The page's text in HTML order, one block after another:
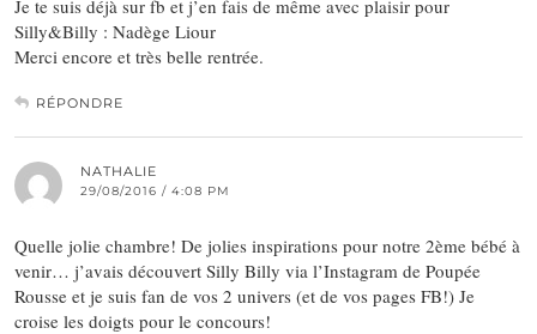
Je te suis déjà sur fb et j’en fais de même avec plaisir pour
Silly&Billy : Nadège Liour
Merci encore et très belle rentrée.
RÉPONDRE
NATHALIE
29/08/2016 / 4:08 PM
Quelle jolie chambre! De jolies inspirations pour notre 2ème bébé à
venir… j’avais découvert Silly Billy via l’Instagram de Poupée
Rousse et je suis fan de vos 2 univers (et de vos pages FB!) Je
croise les doigts pour le concours!